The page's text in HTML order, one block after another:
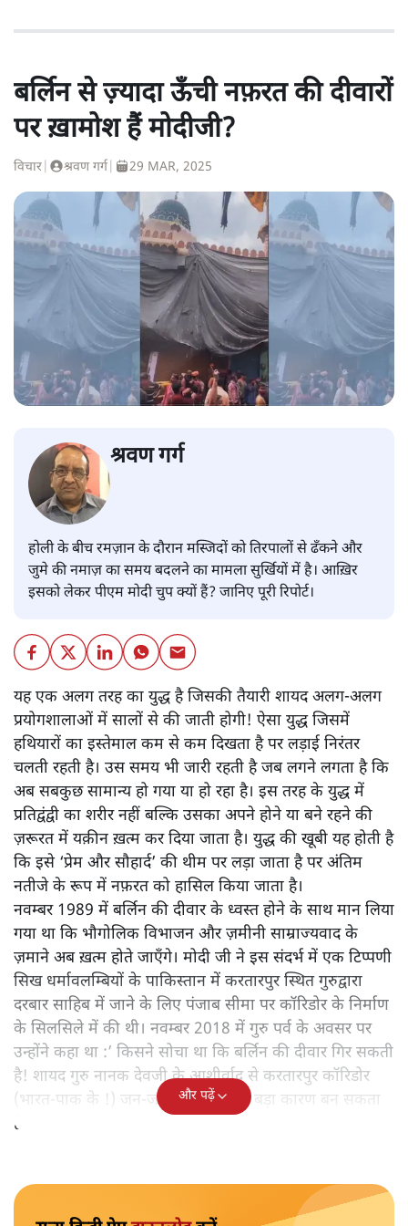
बर्लिन से ज़्यादा ऊँची नफ़रत की दीवारों
पर ख़ामोश हैं मोदीजी?
विचार श्रवण गर्ग 29 MAR, 2025
श्रवण गर्ग
होली के बीच रमज़ान के दौरान मस्जिदों को तिरपालों से ढँकने और
जुमे की नमाज़ का समय बदलने का मामला सुर्खियों में है। आख़िर
इसको लेकर पीएम मोदी चुप क्यों हैं? जानिए पूरी रिपोर्ट।
यह एक अलग तरह का युद्ध है जिसकी तैयारी शायद अलग-अलग
प्रयोगशालाओं में सालों से की जाती होगी! ऐसा युद्ध जिसमें
हथियारों का इस्तेमाल कम से कम दिखता है पर लड़ाई निरंतर
चलती रहती है। उस समय भी जारी रहती है जब लगने लगता है कि
अब सबकुछ सामान्य हो गया या हो रहा है। इस तरह के युद्ध में
प्रतिद्वंद्वी का शरीर नहीं बल्कि उसका अपने होने या बने रहने की
ज़रूरत में यक़ीन ख़त्म कर दिया जाता है। युद्ध की खूबी यह होती है
कि इसे ‘प्रेम और सौहार्द’ की थीम पर लड़ा जाता है पर अंतिम
नतीजे के रूप में नफ़रत को हासिल किया जाता है।
नवम्बर 1989 में बर्लिन की दीवार के ध्वस्त होने के साथ मान लिया
गया था कि भौगोलिक विभाजन और ज़मीनी साम्राज्यवाद के
ज़माने अब ख़त्म होते जाएँगे। मोदी जी ने इस संदर्भ में एक टिप्पणी
सिख धर्मावलम्बियों के पाकिस्तान में करतारपुर स्थित गुरुद्वारा
दरबार साहिब में जाने के लिए पंजाब सीमा पर कॉरिडोर के निर्माण
के सिलसिले में की थी। नवम्बर 2018 में गुरु पर्व के अवसर पर
उन्होंने कहा था :’ किसने सोचा था कि बर्लिन की दीवार गिर सकती
है! शायद गुरु नानक देवजी के आशीर्वाद से करतारपुर कॉरिडोर
(भारत-पाक के !) जन-जन को जोड़ने का बड़ा कारण बन सकता
है!‘
और पढ़ें